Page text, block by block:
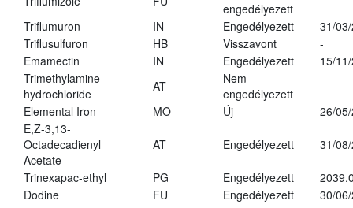
engedélyezett
Triflumuron
IN Engedélyezett
31/
Triflusulfuron
HB Visszavont
-
Emamectin
IN Engedélyezett
15/
Trimethylamine
hydrochloride
AT
Nem
engedélyezett
Elemental Iron
MO Új
26/
E,Z-3,13-
Octadecadienyl
Acetate
AT Engedélyezett 31/
Trinexapac-ethyl PG Engedélyezett
Dodine
FU Engedélyezett
30/